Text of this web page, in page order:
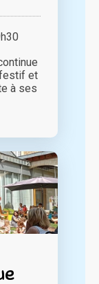
et
à ses